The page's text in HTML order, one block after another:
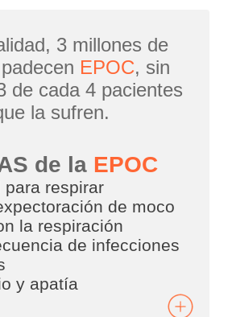
3 millones de
EPOC, sin
de cada 4 pacientes
la sufren.
de la EPOC
para respirar
de moco
la respiración
de infecciones
y apatía